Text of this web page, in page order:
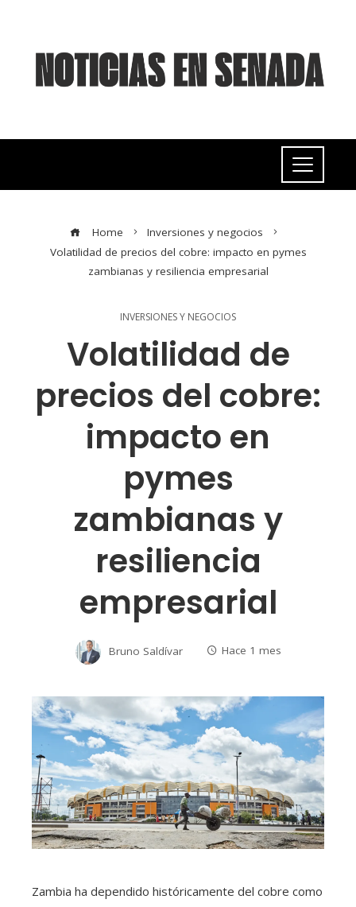
Home
Inversiones y negocios
Volatilidad de precios del cobre: impacto en pymes
zambianas y resiliencia empresarial
INVERSIONES Y NEGOCIOS
Volatilidad de
precios del cobre:
impacto en
pymes
zambianas y
resiliencia
empresarial
Bruno Saldívar Hace 1 mes
Zambia ha dependido históricamente del cobre como